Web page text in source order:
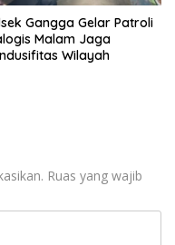
Gangga Gelar Patroli
Malam Jaga
Wilayah
Ruas yang wajib